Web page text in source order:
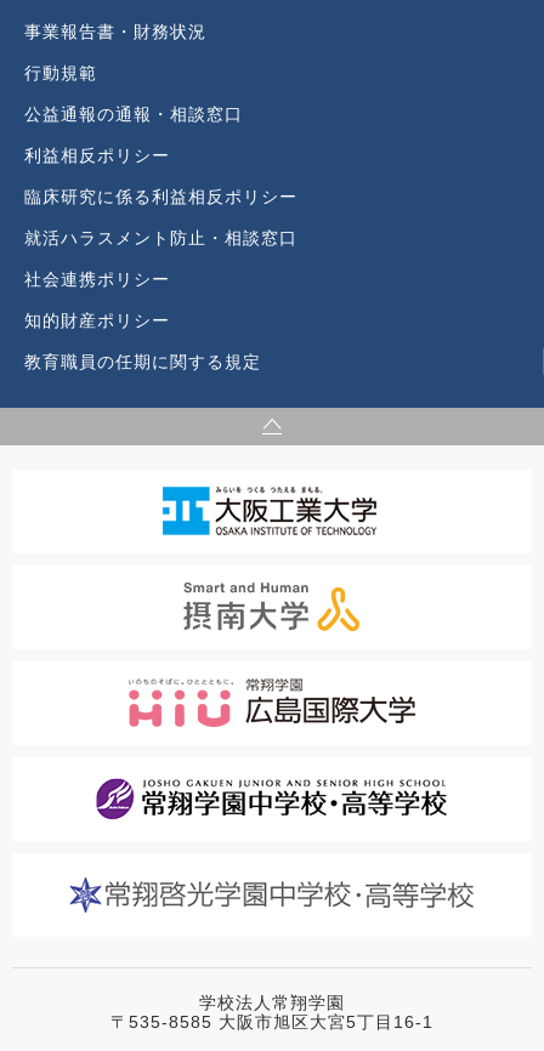
事業報告書・財務状況
行動規範
公益通報の通報・相談窓口
利益相反ポリシー
臨床研究に係る利益相反ポリシー
就活ハラスメント防止・相談窓口
社会連携ポリシー
知的財産ポリシー
教育職員の任期に関する規定
学校法人常翔学園
〒535-8585 大阪市旭区大宮5丁目16-1